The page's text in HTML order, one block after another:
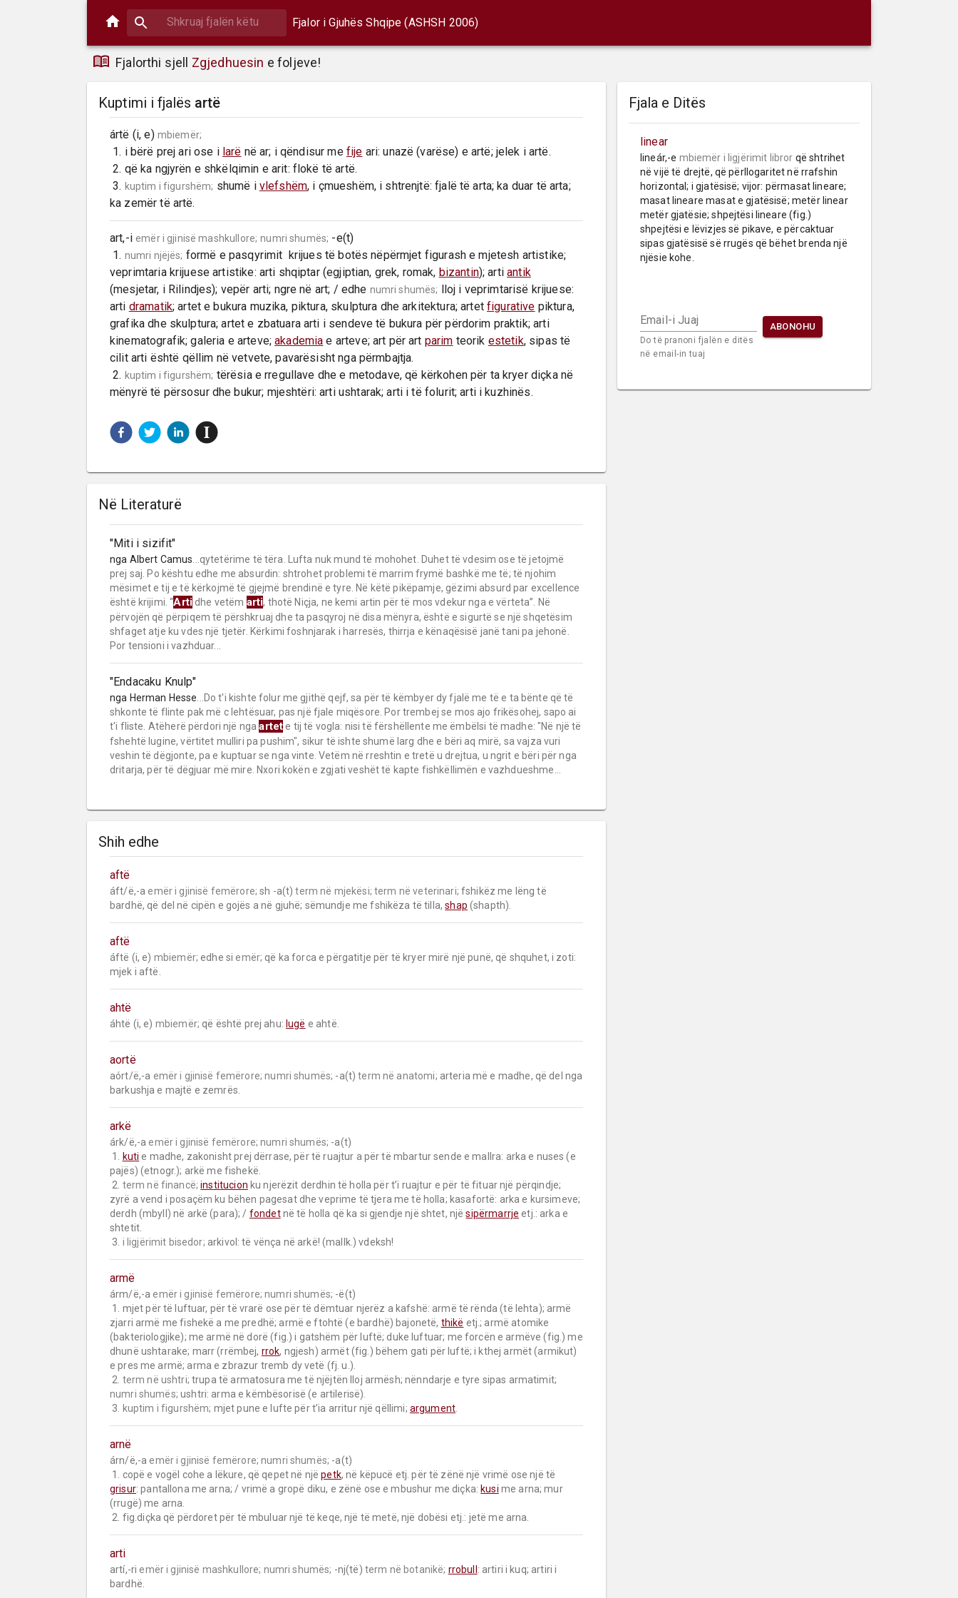
Fjalor i Gjuhës Shqipe (ASHSH 2006)
Fjalorthi sjell Zgjedhuesin e foljeve!
Kuptimi i fjalës artë
ártë (i, e) mbiemër;
1. i bërë prej ari ose i larë në ar; i qëndisur me fije ari: unazë (varëse) e artë; jelek i artë.
2. që ka ngjyrën e shkëlqimin e arit: flokë të artë.
3. kuptim i figurshëm; shumë i vlefshëm, i çmueshëm, i shtrenjtë: fjalë të arta; ka duar të arta;
ka zemër të artë.
art,-i emër i gjinisë mashkullore; numri shumës; -e(t)
1. numri njëjës; formë e pasqyrimit  krijues të botës nëpërmjet figurash e mjetesh artistike;
veprimtaria krijuese artistike: arti shqiptar (egjiptian, grek, romak, bizantin); arti antik
(mesjetar, i Rilindjes); vepër arti; ngre në art; / edhe numri shumës; lloj i veprimtarisë krijuese:
arti dramatik; artet e bukura muzika, piktura, skulptura dhe arkitektura; artet figurative piktura,
grafika dhe skulptura; artet e zbatuara arti i sendeve të bukura për përdorim praktik; arti
kinematografik; galeria e arteve; akademia e arteve; art për art parim teorik estetik, sipas të
cilit arti është qëllim në vetvete, pavarësisht nga përmbajtja.
2. kuptim i figurshëm; tërësia e rregullave dhe e metodave, që kërkohen për ta kryer diçka në
mënyrë të përsosur dhe bukur; mjeshtëri: arti ushtarak; arti i të folurit; arti i kuzhinës.
Në Literaturë
"Miti i sizifit"
nga Albert Camus ...qytetërime të tëra. Lufta nuk mund të mohohet. Duhet të vdesim ose të jetojmë
prej saj. Po kështu edhe me absurdin: shtrohet problemi të marrim frymë bashkë me të; të njohim
mësimet e tij e të kërkojmë të gjejmë brendinë e tyre. Në këtë pikëpamje, gëzimi absurd par excellence
është krijimi. “Arti dhe vetëm arti, thotë Niçja, ne kemi artin për të mos vdekur nga e vërteta”. Në
përvojën që përpiqem të përshkruaj dhe ta pasqyroj në disa mënyra, është e sigurtë se një shqetësim
shfaget atje ku vdes një tjetër. Kërkimi foshnjarak i harresës, thirrja e kënaqësisë janë tani pa jehonë.
Por tensioni i vazhduar...
"Endacaku Knulp"
nga Herman Hesse ...Do t'i kishte folur me gjithë qejf, sa për të këmbyer dy fjalë me të e ta bënte që të
shkonte të flinte pak më c lehtësuar, pas një fjale miqësore. Por trembej se mos ajo frikësohej, sapo ai
t'i fliste. Atëherë përdori një ngaartete tij të vogla: nisi të fërshëllente me ëmbëlsi të madhe: "Në një të
fshehtë lugine, vërtitet mulliri pa pushim", sikur të ishte shumë larg dhe e bëri aq mirë, sa vajza vuri
veshin të dëgjonte, pa e kuptuar se nga vinte. Vetëm në rreshtin e tretë u drejtua, u ngrit e bëri për nga
dritarja, për të dëgjuar më mire. Nxori kokën e zgjati veshët të kapte fishkëllimën e vazhdueshme...
Shih edhe
aftë
áft/ë,-a emër i gjinisë femërore; sh -a(t) term në mjekësi; term në veterinari; fshikëz me lëng të
bardhë, që del në cipën e gojës a në gjuhë; sëmundje me fshikëza të tilla, shap (shapth).
aftë
áftë (i, e) mbiemër; edhe si emër; që ka forca e përgatitje për të kryer mirë një punë, që shquhet, i zoti:
mjek i aftë.
ahtë
áhtë (i, e) mbiemër; që është prej ahu: lugë e ahtë.
aortë
aórt/ë,-a emër i gjinisë femërore; numri shumës; -a(t) term në anatomi; arteria më e madhe, që del nga
barkushja e majtë e zemrës.
arkë
árk/ë,-a emër i gjinisë femërore; numri shumës; -a(t)
1.
kuti e madhe, zakonisht prej dërrase, për të ruajtur a për të mbartur sende e mallra: arka e nuses (e
pajës) (etnogr.); arkë me fishekë.
2. term në financë; institucion ku njerëzit derdhin të holla për t’i ruajtur e për të fituar një përqindje;
zyrë a vend i posaçëm ku bëhen pagesat dhe veprime të tjera me të holla; kasafortë: arka e kursimeve;
derdh (mbyll) në arkë (para); / fondet në të holla që ka si gjendje një shtet, një sipërmarrje etj.: arka e
shtetit.
3. i ligjërimit bisedor; arkivol: të vënça në arkë! (mallk.) vdeksh!
armë
árm/ë,-a emër i gjinisë femërore; numri shumës; -ë(t)
zjarri armë me fishekë a me predhë; armë e ftohtë (e bardhë) bajonetë, thikë etj.; armë atomike
(bakteriologjike); me armë në dorë (fig.) i gatshëm për luftë; duke luftuar; me forcën e armëve (fig.) me
dhunë ushtarake; marr (rrëmbej, rrok, ngjesh) armët (fig.) bëhem gati për luftë; i kthej armët (armikut)
e pres me armë; arma e zbrazur tremb dy vetë (fj. u.).
2. term në ushtri;
numri shumës; ushtri: arma e këmbësorisë (e artilerisë).
3.
kuptim i figurshëm; mjet pune e lufte për t’ia arritur një qëllimi; argument
arnë
árn/ë,-a emër i gjinisë femërore; numri shumës; -a(t)
1. copë e vogël cohe a lëkure, që qepet në një petk
grisur: pantallona me arna; / vrimë a gropë diku, e zënë ose e mbushur me diçka: kusi me arna; mur
(rrugë) me arna.
2. fig.diçka që përdoret për të mbuluar një të keqe, një të metë, një dobësi etj.: jetë me arna.
arti
artí,-ri emër i gjinisë mashkullore; numri shumës; -nj(të) term në botanikë; rrobull : artiri i kuq; artiri i
bardhë.
Fjala e Ditës
linear
lineár,-e mbiemër i ligjërimit libror që shtrihet
në vijë të drejtë, që përllogaritet në rrafshin
horizontal; i gjatësisë; vijor: përmasat lineare;
masat lineare masat e gjatësisë; metër linear
metër gjatësie; shpejtësi lineare (fig.)
shpejtësi e lëvizjes së pikave, e përcaktuar
sipas gjatësisë së rrugës që bëhet brenda një
njësie kohe.
Email-i Juaj
Do të pranoni fjalën e ditës
në email-in tuaj
ABONOHU